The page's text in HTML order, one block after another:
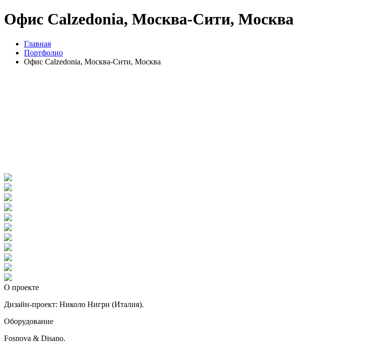
Офис Calzedonia, Москва-Сити, Москва
Главная
Портфолио
Офис Calzedonia, Москва-Сити, Москва
О проекте
Дизайн-проект: Николо Нигри (Италия).
Оборудование
Fosnova & Disano.